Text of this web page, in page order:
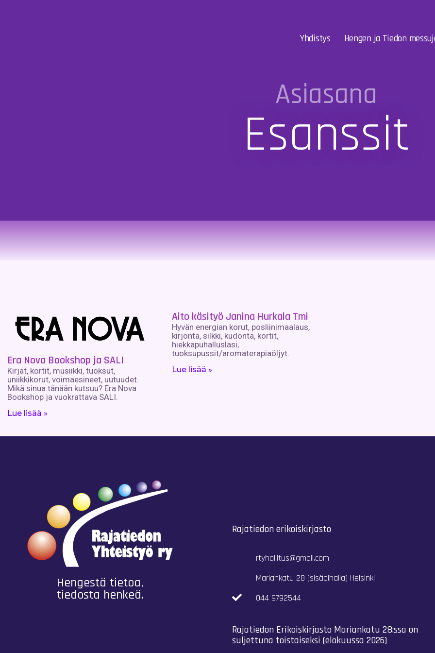
Yhdistys Hengen ja Tiedon
Asiasana
Esanssit
Era Nova Bookshop ja SALI
Kirjat, kortit, musiikki, tuoksut,
uniikkikorut, voimaesineet, uutuudet.
Mikä sinua tänään kutsuu? Era Nova
Bookshop ja vuokrattava SALI.
Lue lisää »
Aito käsityö Janina Hurkala Tmi
Hyvän energian korut, posliinimaalaus,
kirjonta, silkki, kudonta, kortit,
hiekkapuhalluslasi,
tuoksupussit/aromaterapiaöljyt.
Lue lisää »
Hengestä tietoa,
tiedosta henkeä.
Rajatiedon erikoiskirjasto
rtyhallitus@gmail.com
Mariankatu 28 (sisäpihalla) Helsinki
044 9792544
Rajatiedon Erikoiskirjasto Mariankatu 28:ssa on
suljettuna toistaiseksi (elokuussa 2026)